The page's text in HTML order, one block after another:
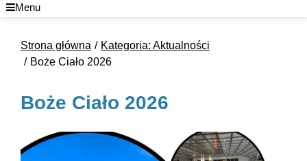
Menu
Strona główna
Kategoria: Aktualności
Boże Ciało 2026
Boże Ciało 2026